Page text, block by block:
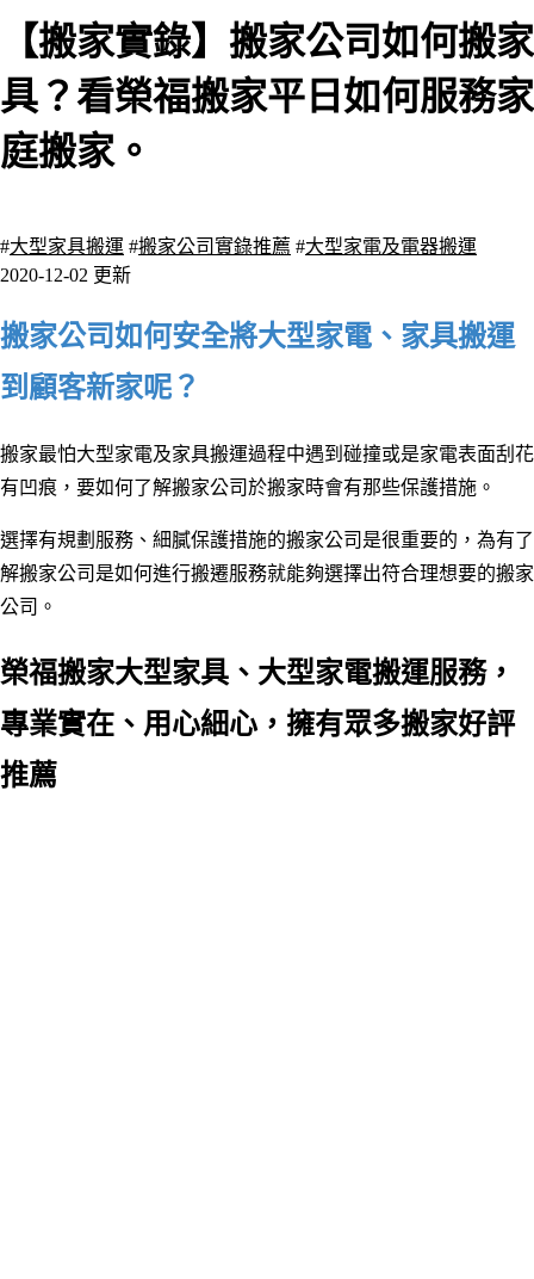
【搬家實錄】搬家公司如何搬家
具？看榮福搬家平日如何服務家
庭搬家。
#大型家具搬運 #搬家公司實錄推薦 #大型家電及電器搬運
2020-12-02 更新
搬家公司如何安全將大型家電、家具搬運
到顧客新家呢？
搬家最怕大型家電及家具搬運過程中遇到碰撞或是家電表面刮花
有凹痕，要如何了解搬家公司於搬家時會有那些保護措施。
選擇有規劃服務、細膩保護措施的搬家公司是很重要的，為有了
解搬家公司是如何進行搬遷服務就能夠選擇出符合理想要的搬家
公司。
榮福搬家大型家具、大型家電搬運服務，
專業實在、用心細心，擁有眾多搬家好評
推薦